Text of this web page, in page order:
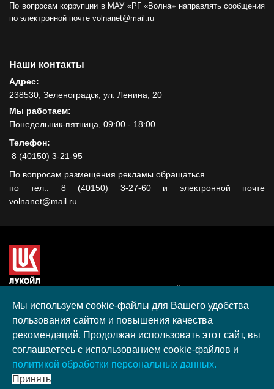
По вопросам коррупции в МАУ «РГ «Волна» направлять сообщения
по электронной почте volnanet@mail.ru
Наши контакты
Адрес:
238530, Зеленоградск, ул. Ленина, 20
Мы работаем:
Понедельник-пятница, 09:00 - 18:00
Телефон:
8 (40150) 3-21-95
По вопросам размещения рекламы обращаться
по тел.: 8 (40150) 3-27-60 и электронной почте
volnanet@mail.ru
гранта, полученного в рамках XIII Конкурса социальных и
культурных проектов ПАО "ЛУКОЙЛ" на территории
Калининградской области в 2020 году
Согласие на обработку персональных данных
Разработка, поддержка и продвижение S-Media group
© 2026 МАУ «Редакция общественно-политической газеты
Мы используем cookie-файлы для Вашего удобства
пользования сайтом и повышения качества
рекомендаций. Продолжая использовать этот сайт, вы
соглашаетесь с использованием cookie-файлов и
политикой обработки персональных данных.
Принять